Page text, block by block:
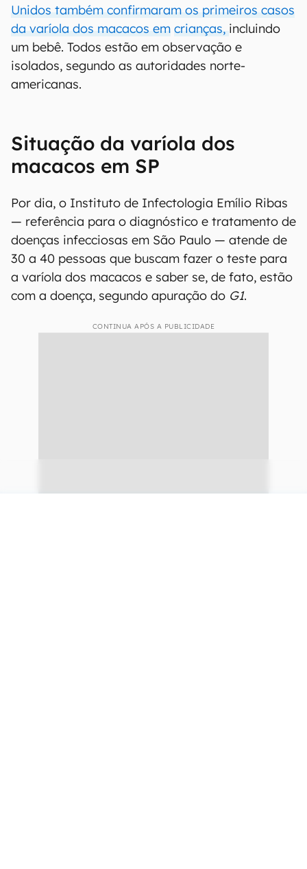
Unidos também confirmaram os primeiros casos
da varíola dos macacos em crianças, incluindo
um bebê. Todos estão em observação e
isolados, segundo as autoridades norte-
americanas.
Situação da varíola dos
macacos em SP
Por dia, o Instituto de Infectologia Emílio Ribas
— referência para o diagnóstico e tratamento de
doenças infecciosas em São Paulo — atende de
30 a 40 pessoas que buscam fazer o teste para
a varíola dos macacos e saber se, de fato, estão
com a doença, segundo apuração do G1.
CONTINUA APÓS A PUBLICIDADE